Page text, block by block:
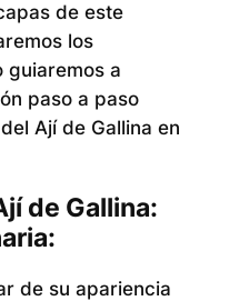
de este
los
guiaremos a
paso a paso
Ají de Gallina en
de Gallina:
de su apariencia